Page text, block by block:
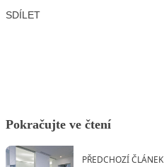
SDÍLET
Pokračujte ve čtení
PŘEDCHOZÍ ČLÁNEK